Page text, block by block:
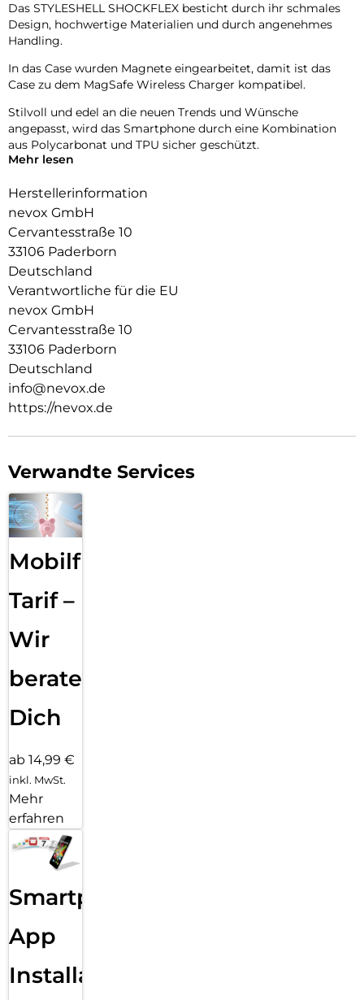
Das STYLESHELL SHOCKFLEX besticht durch ihr schmales
Design, hochwertige Materialien und durch angenehmes
Handling.
In das Case wurden Magnete eingearbeitet, damit ist das
Case zu dem MagSafe Wireless Charger kompatibel.
Stilvoll und edel an die neuen Trends und Wünsche
angepasst, wird das Smartphone durch eine Kombination
aus Polycarbonat und TPU sicher geschützt.
vor Stürzen.
Das Display ist durch die seitlichen Flanken geschützt.
Durch das verwendete Material ist diese komplett
Transparent und bringt jegliche Farbe des Smartphones,
passend zur Geltung.
Die Anschlüsse, Knöpfe und Kamera bleiben voll zugänglich.
Hochwertiges Schmutzabweisendes Material und
Schockproof durch eingearbeitete Luftpolster in den Ecken.
Mehr lesen
Herstellerinformation
nevox GmbH
Cervantesstraße 10
33106 Paderborn
Deutschland
Verantwortliche für die EU
nevox GmbH
Cervantesstraße 10
33106 Paderborn
Deutschland
info@nevox.de
https://nevox.de
Verwandte Services
Mobilfunk
Tarif –
Wir
beraten
Dich
ab 14,99 €
inkl. MwSt.
Mehr
erfahren
Smartphone
App
Installation